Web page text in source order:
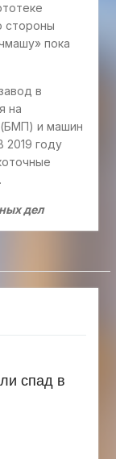
стороны
пока
в
на
и машин
2019 году
дел
спад в